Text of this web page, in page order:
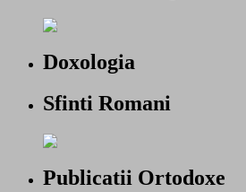
Doxologia
Sfinti Romani
Publicatii Ortodoxe